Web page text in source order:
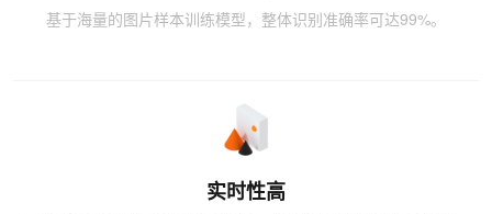
基于海量的图片样本训练模型，整体识别准确率可达99%。
实时性高